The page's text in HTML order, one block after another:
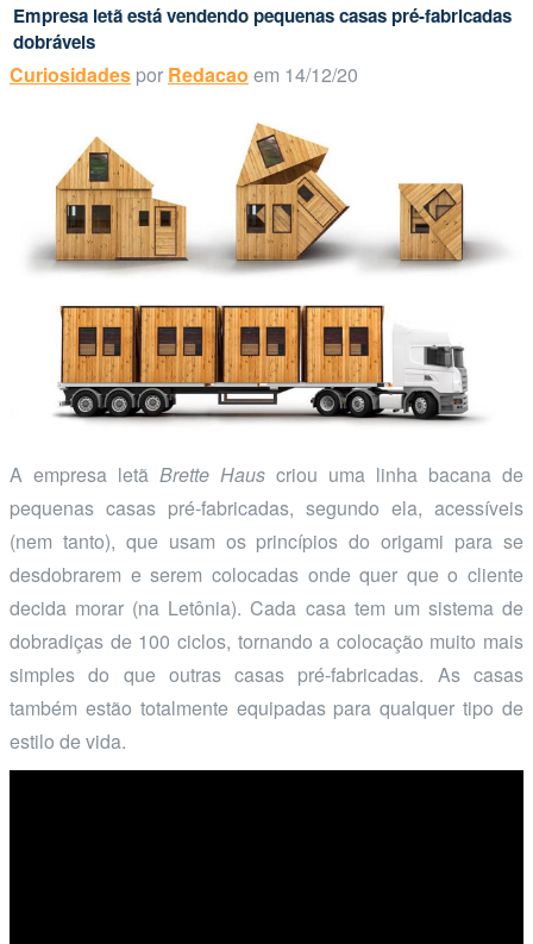
Empresa letã está vendendo pequenas casas pré-fabricadas
dobráveis
Curiosidades por Redacao em 14/12/20
A empresa letã Brette Haus criou uma linha bacana de
pequenas casas pré-fabricadas, segundo ela, acessíveis
(nem tanto), que usam os princípios do origami para se
desdobrarem e serem colocadas onde quer que o cliente
decida morar (na Letônia). Cada casa tem um sistema de
dobradiças de 100 ciclos, tornando a colocação muito mais
simples do que outras casas pré-fabricadas. As casas
também estão totalmente equipadas para qualquer tipo de
estilo de vida.